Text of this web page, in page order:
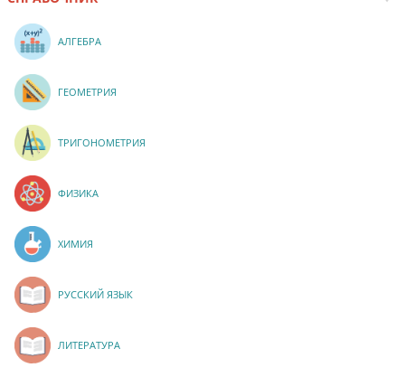
АЛГЕБРА
ГЕОМЕТРИЯ
ТРИГОНОМЕТРИЯ
ФИЗИКА
ХИМИЯ
РУССКИЙ ЯЗЫК
ЛИТЕРАТУРА